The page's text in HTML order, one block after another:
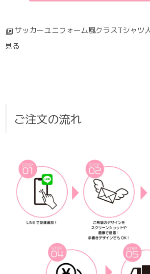
サッカーユニフォーム風クラスTシャツ
見る
ご注文の流れ